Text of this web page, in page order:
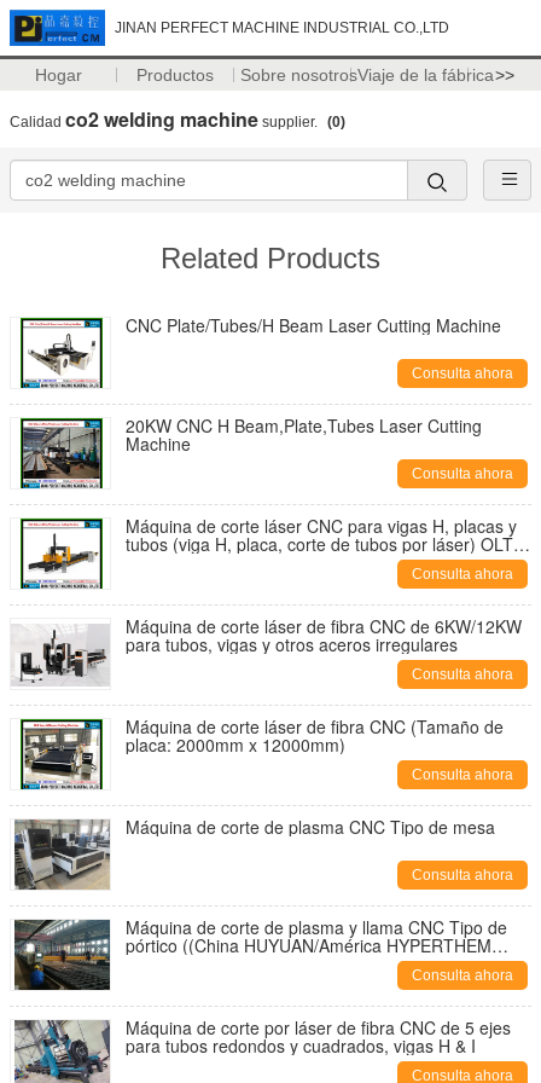
JINAN PERFECT MACHINE INDUSTRIAL CO.,LTD
Hogar Productos Sobre nosotrosViaje de la fábrica>>
Calidad co2 welding machine supplier. (0)
Related Products
CNC Plate/Tubes/H Beam Laser Cutting Machine
Consulta ahora
20KW CNC H Beam,Plate,Tubes Laser Cutting
Machine
Consulta ahora
Máquina de corte láser CNC para vigas H, placas y
tubos (viga H, placa, corte de tubos por láser) OLT-
Consulta ahora
Máquina de corte láser de fibra CNC de 6KW/12KW
para tubos, vigas y otros aceros irregulares
Consulta ahora
Máquina de corte láser de fibra CNC (Tamaño de
placa: 2000mm x 12000mm)
Consulta ahora
Máquina de corte de plasma CNC Tipo de mesa
Consulta ahora
Máquina de corte de plasma y llama CNC Tipo de
pórtico ((China HUYUAN/América HYPERTHEM
Consulta ahora
Máquina de corte por láser de fibra CNC de 5 ejes
para tubos redondos y cuadrados, vigas H & I
Consulta ahora